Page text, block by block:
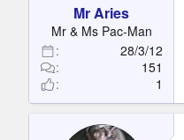
e
r
Mr Aries
Mr & Ms Pac-Man
28/3/12
151
1